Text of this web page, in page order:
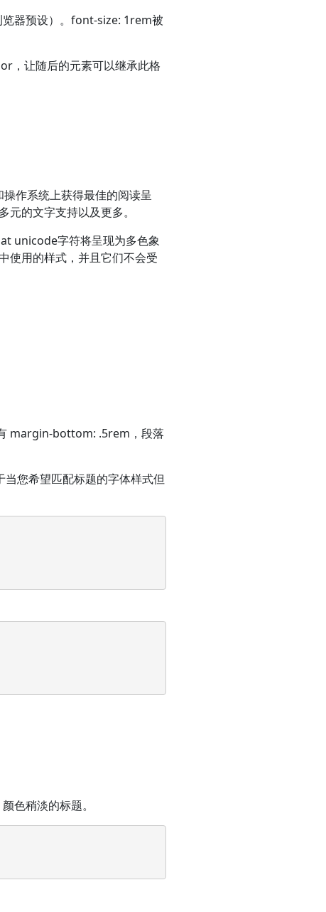
器预设）。font-size: 1rem被
让随后的元素可以继承此格
作系统上获得最佳的阅读呈
的文字支持以及更多。
unicode字符将呈现为多色象
使用的样式，并且它们不会受
margin-bottom: .5rem，段落
当您希望匹配标题的字体样式但
色稍淡的标题。